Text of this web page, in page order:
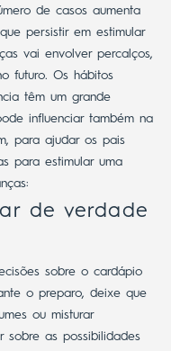
de casos aumenta
persistir em estimular
vai envolver percalços,
futuro. Os hábitos
têm um grande
influenciar também na
para ajudar os pais
para estimular uma
de verdade
sobre o cardápio
o preparo, deixe que
ou misturar
sobre as possibilidades